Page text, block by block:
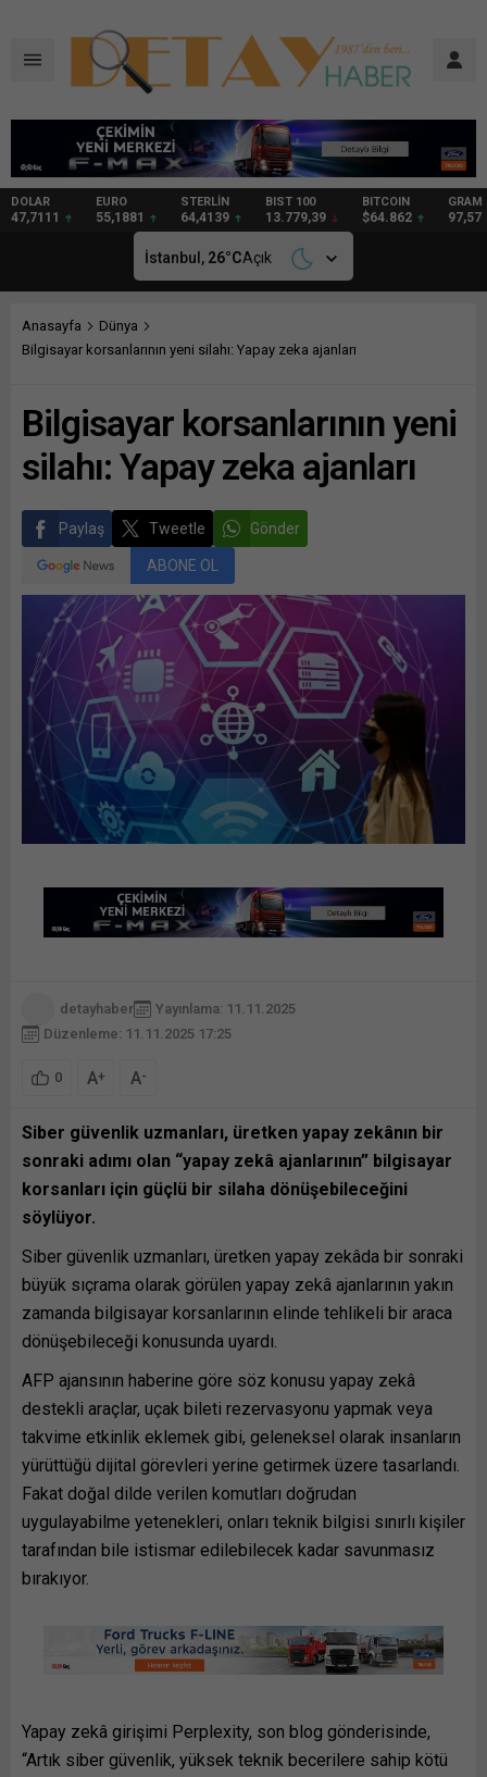
DOLAR
47,7111
EURO
55,1881
STERLİN
64,4139
BIST 100
13.779,39
BITCOIN
$64.862
GRAM
97,57
İstanbul, 26°CAçık
Anasayfa
Dünya
Bilgisayar korsanlarının yeni silahı: Yapay zeka ajanları
Bilgisayar korsanlarının yeni
silahı: Yapay zeka ajanları
Paylaş Tweetle Gönder
ABONE OL
detayhaber
Yayınlama: 11.11.2025
Düzenleme: 11.11.2025 17:25
0 A+ A-
Siber güvenlik uzmanları, üretken yapay zekânın bir
sonraki adımı olan “yapay zekâ ajanlarının” bilgisayar
korsanları için güçlü bir silaha dönüşebileceğini
söylüyor.
Siber güvenlik uzmanları, üretken yapay zekâda bir sonraki
büyük sıçrama olarak görülen yapay zekâ ajanlarının yakın
zamanda bilgisayar korsanlarının elinde tehlikeli bir araca
dönüşebileceği konusunda uyardı.
AFP ajansının haberine göre söz konusu yapay zekâ
destekli araçlar, uçak bileti rezervasyonu yapmak veya
takvime etkinlik eklemek gibi, geleneksel olarak insanların
yürüttüğü dijital görevleri yerine getirmek üzere tasarlandı.
Fakat doğal dilde verilen komutları doğrudan
uygulayabilme yetenekleri, onları teknik bilgisi sınırlı kişiler
tarafından bile istismar edilebilecek kadar savunmasız
bırakıyor.
Yapay zekâ girişimi Perplexity, son blog gönderisinde,
“Artık siber güvenlik, yüksek teknik becerilere sahip kötü